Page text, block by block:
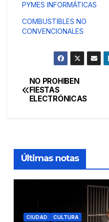
PYMES INFORMÁTICAS
COMBUSTIBLES NO
CONVENCIONALES
Navegación
de
NO PROHIBEN
FIESTAS
ELECTRÓNICAS
Últimas notas
CIUDAD CULTURA